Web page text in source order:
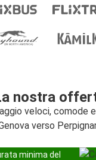
nostra
veloci, comode
verso
minima del